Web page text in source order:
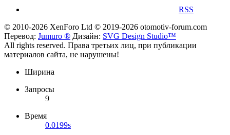
RSS
© 2010-2026 XenForo Ltd © 2019-2026 otomotiv-forum.com
Перевод: Jumuro ® Дизайн: SVG Design Studio™
All rights reserved. Права третьих лиц, при публикации
материалов сайта, не нарушены!
Ширина
Запросы
9
Время
0.0199s